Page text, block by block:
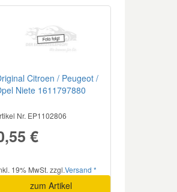
Citroen / Peugeot /
Niete 1611797880
Nr. EP1102806
€
19% MwSt. zzgl.Versand *
zum Artikel